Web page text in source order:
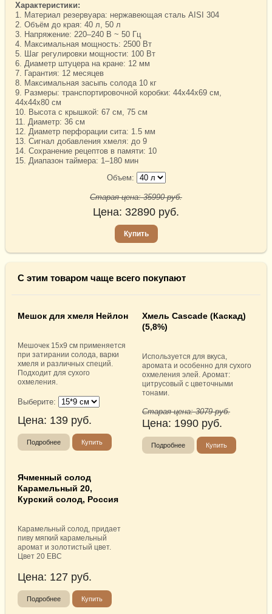
Характеристики:
1. Материал резервуара: нержавеющая сталь AISI 304
2. Объём до края: 40 л, 50 л
3. Напряжение: 220–240 В ~ 50 Гц
4. Максимальная мощность: 2500 Вт
5. Шаг регулировки мощности: 100 Вт
6. Диаметр штуцера на кране: 12 мм
7. Гарантия: 12 месяцев
8. Максимальная засыпь солода 10 кг
9. Размеры: транспортировочной коробки: 44х44х69 см,
44х44х80 см
10. Высота с крышкой: 67 см, 75 см
11. Диаметр: 36 см
12. Диаметр перфорации сита: 1.5 мм
13. Сигнал добавления хмеля: до 9
14. Сохранение рецептов в памяти: 10
15. Диапазон таймера: 1–180 мин
Объем:
Старая цена:35990руб.
Цена: 32890 руб.
Купить
С этим товаром чаще всего покупают
Мешок для хмеля Нейлон
Мешочек 15х9 см применяется
при затирании солода, варки
хмеля и различных специй.
Подходит для сухого
охмеления.
Выберите:
Цена: 139 руб.
Подробнее Купить
Хмель Cascade (Каскад)
(5,8%)
Используется для вкуса,
аромата и особенно для сухого
охмеления элей. Аромат:
цитрусовый с цветочными
тонами.
Старая цена:3079руб.
Цена: 1990 руб.
Подробнее Купить
Ячменный солод
Карамельный 20,
Курский солод, Россия
Карамельный солод, придает
пиву мягкий карамельный
аромат и золотистый цвет.
Цвет 20 EBC
Цена: 127 руб.
Подробнее Купить